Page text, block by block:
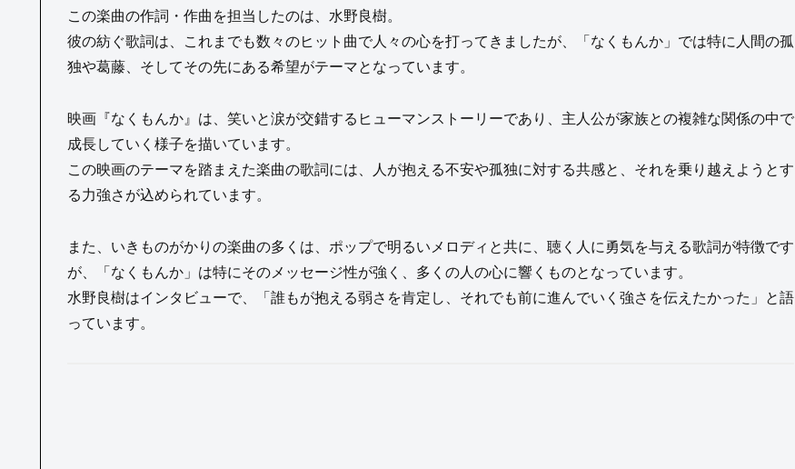
この楽曲の作詞・作曲を担当したのは、水野良樹。
彼の紡ぐ歌詞は、これまでも数々のヒット曲で人々の心を打ってきましたが、「なくもんか」では特に人間の孤
独や葛藤、そしてその先にある希望がテーマとなっています。
映画『なくもんか』は、笑いと涙が交錯するヒューマンストーリーであり、主人公が家族との複雑な関係の中で
成長していく様子を描いています。
この映画のテーマを踏まえた楽曲の歌詞には、人が抱える不安や孤独に対する共感と、それを乗り越えようとす
る力強さが込められています。
また、いきものがかりの楽曲の多くは、ポップで明るいメロディと共に、聴く人に勇気を与える歌詞が特徴です
が、「なくもんか」は特にそのメッセージ性が強く、多くの人の心に響くものとなっています。
水野良樹はインタビューで、「誰もが抱える弱さを肯定し、それでも前に進んでいく強さを伝えたかった」と語
っています。